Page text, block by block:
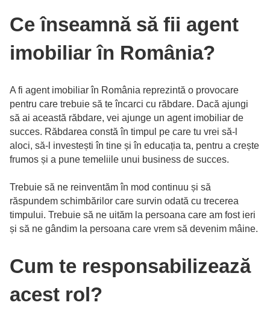
Ce înseamnă să fii agent
imobiliar în România?
A fi agent imobiliar în România reprezintă o provocare
pentru care trebuie să te încarci cu răbdare. Dacă ajungi
să ai această răbdare, vei ajunge un agent imobiliar de
succes. Răbdarea constă în timpul pe care tu vrei să-l
aloci, să-l investești în tine și în educația ta, pentru a crește
frumos și a pune temeliile unui business de succes.
Trebuie să ne reinventăm în mod continuu și să
răspundem schimbărilor care survin odată cu trecerea
timpului. Trebuie să ne uităm la persoana care am fost ieri
și să ne gândim la persoana care vrem să devenim mâine.
Cum te responsabilizează
acest rol?